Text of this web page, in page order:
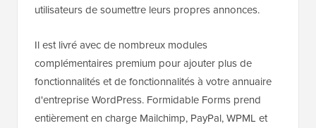
utilisateurs de soumettre leurs propres annonces.
Il est livré avec de nombreux modules
complémentaires premium pour ajouter plus de
fonctionnalités et de fonctionnalités à votre annuaire
d'entreprise WordPress. Formidable Forms prend
entièrement en charge Mailchimp, PayPal, WPML et